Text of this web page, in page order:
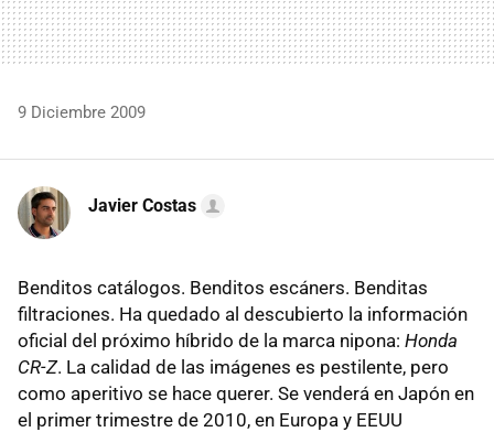
9 Diciembre 2009
Javier Costas
Benditos catálogos. Benditos escáners. Benditas
filtraciones. Ha quedado al descubierto la información
oficial del próximo híbrido de la marca nipona: Honda
CR-Z. La calidad de las imágenes es pestilente, pero
como aperitivo se hace querer. Se venderá en Japón en
el primer trimestre de 2010, en Europa y EEUU